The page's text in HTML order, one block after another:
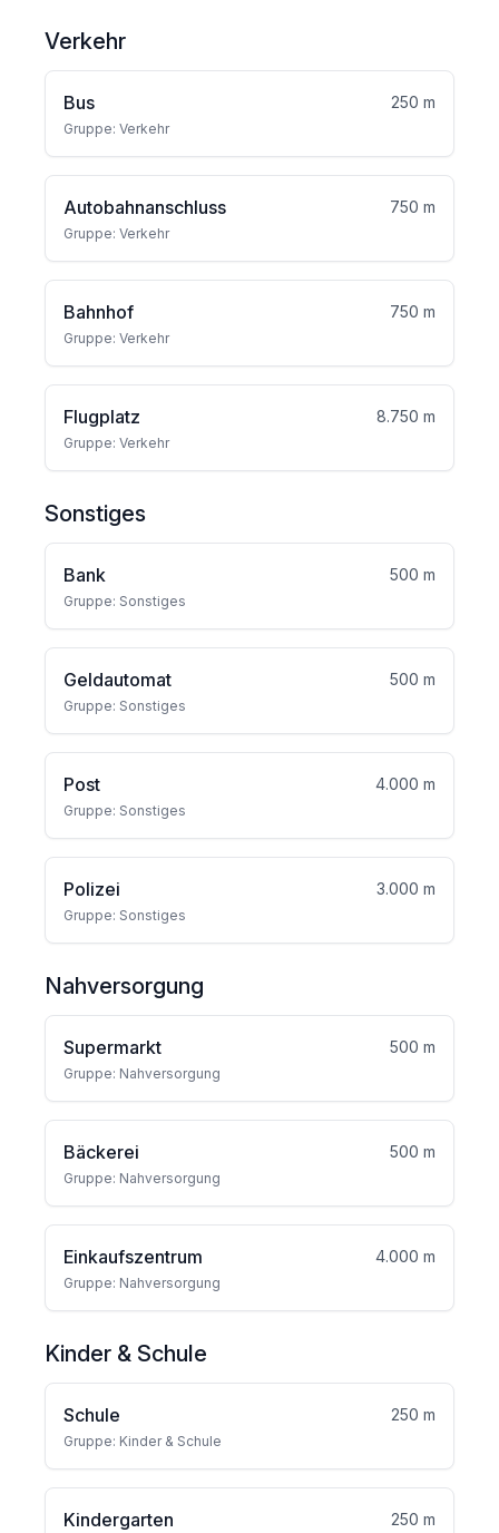
Verkehr
Bus 250 m
Gruppe: Verkehr
Autobahnanschluss 750 m
Gruppe: Verkehr
Bahnhof 750 m
Gruppe: Verkehr
Flugplatz 8.750 m
Gruppe: Verkehr
Sonstiges
Bank 500 m
Gruppe: Sonstiges
Geldautomat 500 m
Gruppe: Sonstiges
Post 4.000 m
Gruppe: Sonstiges
Polizei 3.000 m
Gruppe: Sonstiges
Nahversorgung
Supermarkt 500 m
Gruppe: Nahversorgung
Bäckerei 500 m
Gruppe: Nahversorgung
Einkaufszentrum 4.000 m
Gruppe: Nahversorgung
Kinder & Schule
Schule 250 m
Gruppe: Kinder & Schule
Kindergarten 250 m